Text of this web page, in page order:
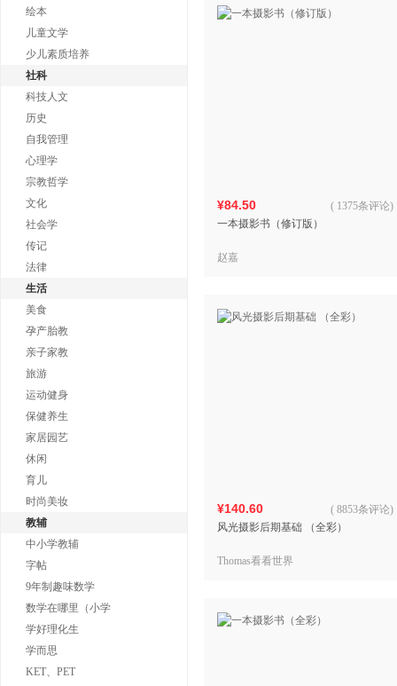
绘本
儿童文学
少儿素质培养
社科
科技人文
历史
自我管理
心理学
宗教哲学
文化
社会学
传记
法律
生活
美食
孕产胎教
亲子家教
旅游
运动健身
保健养生
家居园艺
休闲
育儿
时尚美妆
教辅
中小学教辅
字帖
9年制趣味数学
数学在哪里（小学
学好理化生
学而思
KET、PET
¥84.50
一本摄影书（修订版）
( 1375条评论)
赵嘉
¥140.60
风光摄影后期基础 （全彩）
( 8853条评论)
Thomas看看世界